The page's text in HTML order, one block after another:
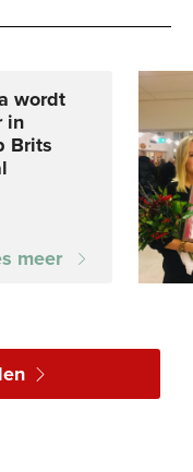
wordt
in
Brits
meer